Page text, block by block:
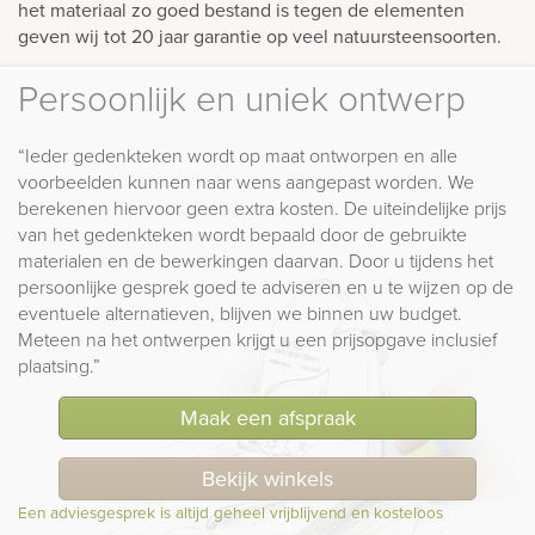
het materiaal zo goed bestand is tegen de elementen
geven wij tot 20 jaar garantie op veel natuursteensoorten.
Persoonlijk en uniek ontwerp
“Ieder gedenkteken wordt op maat ontworpen en alle
voorbeelden kunnen naar wens aangepast worden. We
berekenen hiervoor geen extra kosten. De uiteindelijke prijs
van het gedenkteken wordt bepaald door de gebruikte
materialen en de bewerkingen daarvan. Door u tijdens het
persoonlijke gesprek goed te adviseren en u te wijzen op de
eventuele alternatieven, blijven we binnen uw budget.
Meteen na het ontwerpen krijgt u een prijsopgave inclusief
plaatsing.”
Maak een afspraak
Bekijk winkels
Een adviesgesprek is altijd geheel vrijblijvend en kosteloos